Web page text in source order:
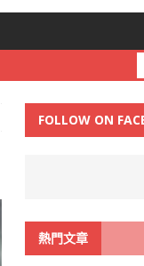
FOLLOW ON
熱門文章